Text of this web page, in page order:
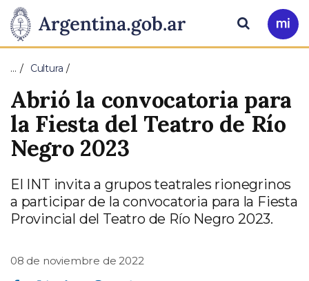
Presidencia
de
Nación
Pasar al contenido principal
Ir
a
Buscar
… Cultura
Abrió la convocatoria para
la Fiesta del Teatro de Río
Negro 2023
El INT invita a grupos teatrales rionegrinos
a participar de la convocatoria para la Fiesta
Provincial del Teatro de Río Negro 2023.
08 de noviembre de 2022